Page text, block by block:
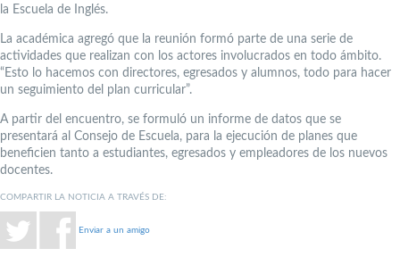
la Escuela de Inglés.
La académica agregó que la reunión formó parte de una serie de
actividades que realizan con los actores involucrados en todo ámbito.
“Esto lo hacemos con directores, egresados y alumnos, todo para hacer
un seguimiento del plan curricular”.
A partir del encuentro, se formuló un informe de datos que se
presentará al Consejo de Escuela, para la ejecución de planes que
beneficien tanto a estudiantes, egresados y empleadores de los nuevos
docentes.
COMPARTIR LA NOTICIA A TRAVÉS DE:
Enviar a un amigo